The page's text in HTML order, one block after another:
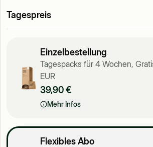
Tagespreis
Einzelbestellung
Tagespacks für 4 Wochen,
EUR
39,90 €
Mehr Infos
Flexibles Abo